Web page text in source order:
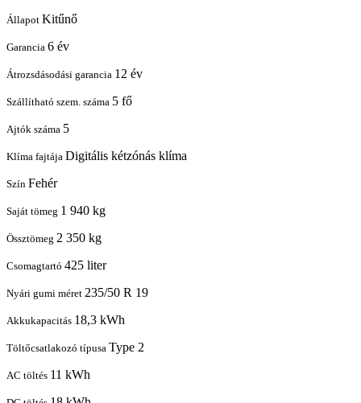
Állapot Kitűnő
Garancia 6 év
Átrozsdásodási garancia 12 év
Szállítható szem. száma 5 fő
Ajtók száma 5
Klíma fajtája Digitális kétzónás klíma
Szín Fehér
Saját tömeg 1 940 kg
Össztömeg 2 350 kg
Csomagtartó 425 liter
Nyári gumi méret 235/50 R 19
Akkukapacitás 18,3 kWh
Töltőcsatlakozó típusa Type 2
AC töltés 11 kWh